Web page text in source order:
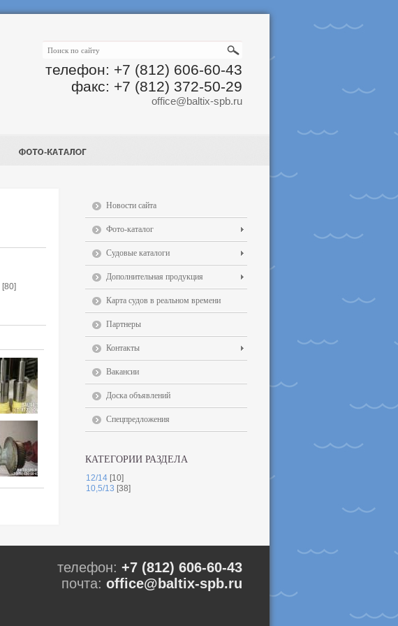
телефон: +7 (812) 606-60-43
факс: +7 (812) 372-50-29
office@baltix-spb.ru
[80]
Новости сайта
Фото-каталог
Судовые каталоги
Дополнительная продукция
Карта судов в реальном времени
Партнеры
Контакты
Вакансии
Доска объявлений
Спецпредложения
КАТЕГОРИИ РАЗДЕЛА
12/14 [10]
10,5/13 [38]
телефон: +7 (812) 606-60-43
почта: office@baltix-spb.ru